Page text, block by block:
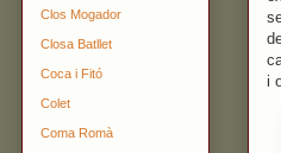
i
Clos Mogador
Closa Batllet
Coca i Fitó
Colet
Coma Romà